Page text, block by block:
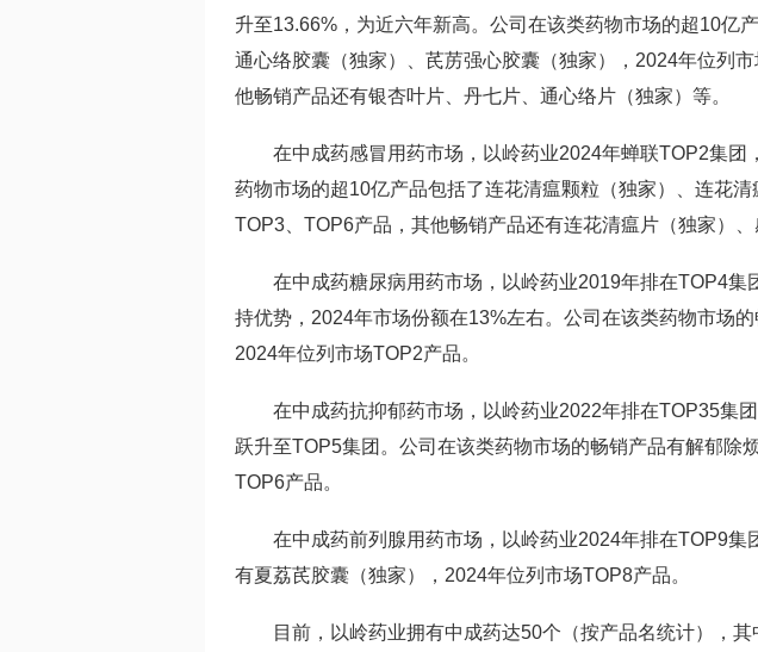
升至13.66%，为近六年新高。公司在该类药物市场的超10亿
通心络胶囊（独家）、芪苈强心胶囊（独家），2024年位列
他畅销产品还有银杏叶片、丹七片、通心络片（独家）等。
在中成药感冒用药市场，以岭药业2024年蝉联TOP2集团，
药物市场的超10亿产品包括了连花清瘟颗粒（独家）、连花
TOP3、TOP6产品，其他畅销产品还有连花清瘟片（独家）、
在中成药糖尿病用药市场，以岭药业2019年排在TOP4集
持优势，2024年市场份额在13%左右。公司在该类药物市场
2024年位列市场TOP2产品。
在中成药抗抑郁药市场，以岭药业2022年排在TOP35集
跃升至TOP5集团 。公司在该类药物市场的畅销产品有解郁除
TOP6产品。
在中成药前列腺用药市场，以岭药业2024年排在TOP9集
有夏荔芪胶囊（独家），2024年位列市场TOP8产品。
目前，以岭药业拥有中成药达50个（按产品名统计），其